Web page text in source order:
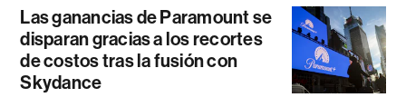
Las ganancias de Paramount se
disparan gracias a los recortes
de costos tras la fusión con
Skydance